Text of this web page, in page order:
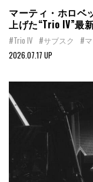
マーティ・ホロベ
上げた“Trio IV”最
#Trio IV #サブスク #
2026.07.17 UP